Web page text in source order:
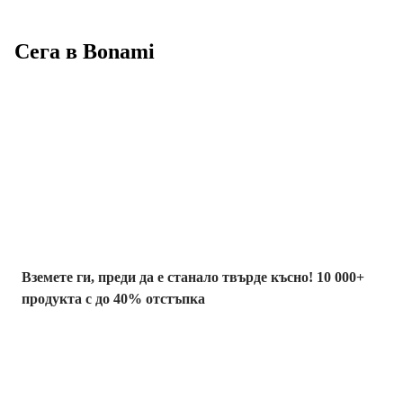
Сега в Bonami
Вземете ги, преди да е станало твърде късно! 10 000+
продукта с до 40% отстъпка